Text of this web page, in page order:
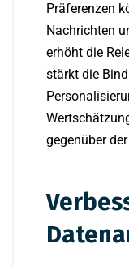
Präferenzen
Nachrichten
erhöht die
stärkt die
gegenüber